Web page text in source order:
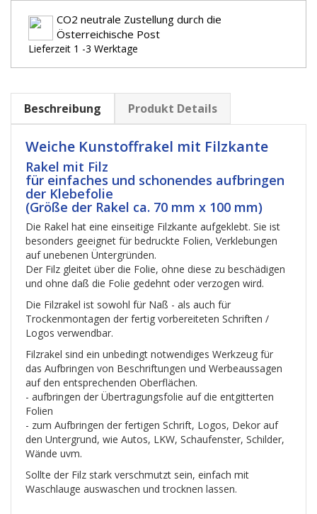
CO2 neutrale Zustellung durch die
Österreichische Post
Lieferzeit 1 -3 Werktage
Beschreibung Produkt Details
Weiche Kunstoffrakel mit Filzkante
Rakel mit Filz
für einfaches und schonendes aufbringen
der Klebefolie
(Größe der Rakel ca. 70 mm x 100 mm)
Die Rakel hat eine einseitige Filzkante aufgeklebt. Sie ist
besonders geeignet für bedruckte Folien, Verklebungen
auf unebenen Üntergründen.
Der Filz gleitet über die Folie, ohne diese zu beschädigen
und ohne daß die Folie gedehnt oder verzogen wird.
Die Filzrakel ist sowohl für Naß - als auch für
Trockenmontagen der fertig vorbereiteten Schriften /
Logos verwendbar.
Filzrakel sind ein unbedingt notwendiges Werkzeug für
das Aufbringen von Beschriftungen und Werbeaussagen
auf den entsprechenden Oberflächen.
- aufbringen der Übertragungsfolie auf die entgitterten
Folien
- zum Aufbringen der fertigen Schrift, Logos, Dekor auf
den Untergrund, wie Autos, LKW, Schaufenster, Schilder,
Wände uvm.
Sollte der Filz stark verschmutzt sein, einfach mit
Waschlauge auswaschen und trocknen lassen.